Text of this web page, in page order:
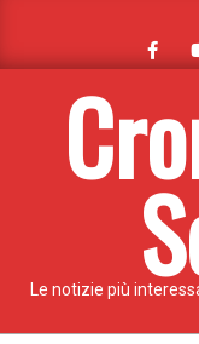
content
Le notizie più